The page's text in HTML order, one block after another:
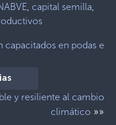
, capital semilla,
capacitados en podas e
y resiliente al cambio
climático »»